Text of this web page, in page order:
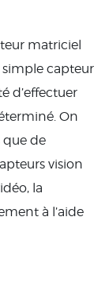
matriciel
simple capteur
d’effectuer
On
que de
vision
la
à l’aide